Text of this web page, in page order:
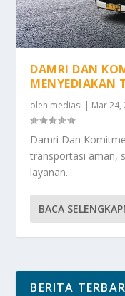
DAMRI DAN
MENYEDIAKAN
oleh mediasi | Mar 24,
Damri Dan
transportasi aman,
layanan...
BACA
BERITA